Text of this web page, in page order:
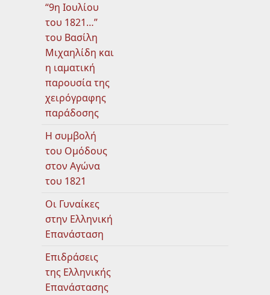
“9η Ιουλίου
του 1821…”
του Βασίλη
Μιχαηλίδη και
η ιαματική
παρουσία της
χειρόγραφης
παράδοσης
Η συμβολή
του Ομόδους
στον Αγώνα
του 1821
Οι Γυναίκες
στην Ελληνική
Επανάσταση
Επιδράσεις
της Ελληνικής
Επανάστασης